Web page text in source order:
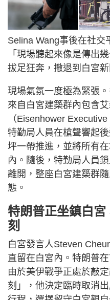
Selina Wang事後在社交
「現場聽起來像是傳出
拔足狂奔，撤退到白宮新
現場氣氛一度極為緊張
來自白宮建築群內包含
（Eisenhower
特勤局人員在槍聲響起
坪一帶推進，並將所有
內。隨後，特勤局人員
離開，整座白宮建築群
態。
特朗普正坐鎮白
刻
白宮發言人Steven
直留在白宮內。特朗普
由於美伊戰爭正處於敲
刻」，他決定臨時取消